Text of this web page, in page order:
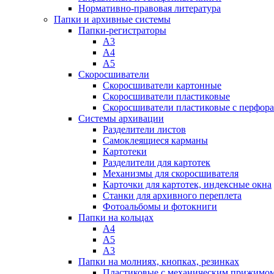
Нормативно-правовая литература
Папки и архивные системы
Папки-регистраторы
А3
А4
А5
Скоросшиватели
Скоросшиватели картонные
Скоросшиватели пластиковые
Скоросшиватели пластиковые с
Системы архивации
Разделители листов
Самоклеящиеся карманы
Картотеки
Разделители для картотек
Механизмы для скоросшивателя
Карточки для картотек, индексные окна
Станки для архивного переплета
Фотоальбомы и фотокниги
Папки на кольцах
А4
А5
А3
Папки на молниях, кнопках, резинках